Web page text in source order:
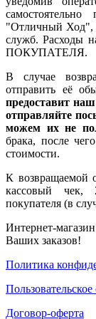
"Отличный Ход",
служб. Расходы
ПОКУПАТЕЛЯ.
В случае
отправить её
предоставит
отправляйте
можем их не
брака, после
стоимости.
К возвращаемой
кассовый
покупателя (в
Интернет-
Ваших заказов!
Политика
Договор-оферта